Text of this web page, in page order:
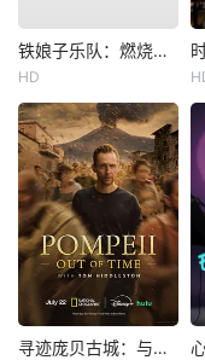
铁娘子乐队：燃烧雄心
HD
寻迹庞贝古城：与汤姆·希德勒斯顿同行